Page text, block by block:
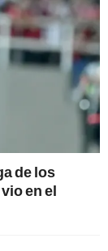
de los
en el